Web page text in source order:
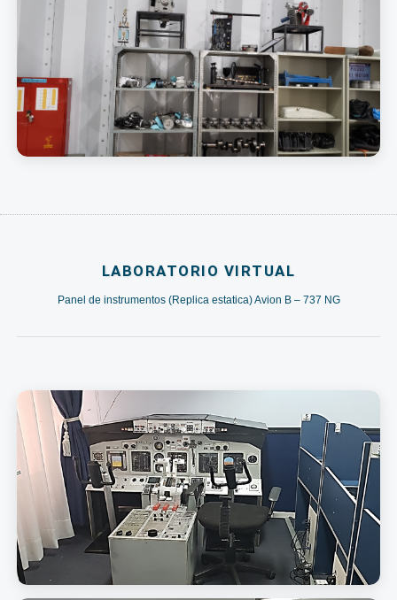
LABORATORIO VIRTUAL
Panel de instrumentos (Replica estatica) Avion B – 737 NG